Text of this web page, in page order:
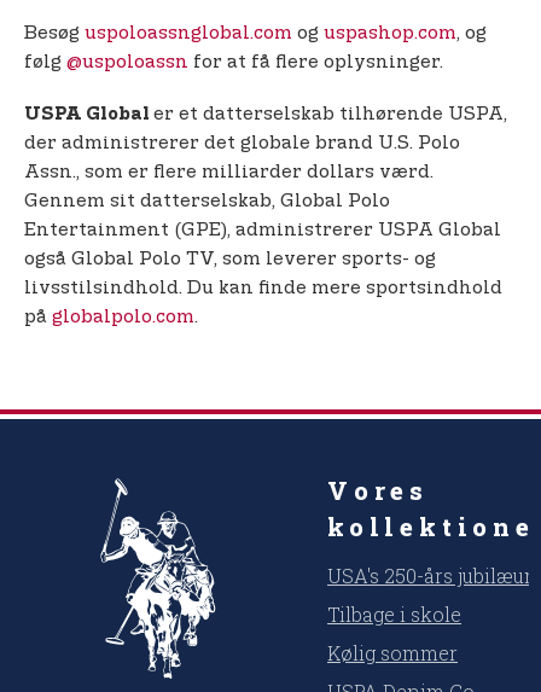
Besøg uspoloassnglobal.com og uspashop.com, og
følg @uspoloassn for at få flere oplysninger.
USPA Global er et datterselskab tilhørende USPA,
der administrerer det globale brand U.S. Polo
Assn., som er flere milliarder dollars værd.
Gennem sit datterselskab, Global Polo
Entertainment (GPE), administrerer USPA Global
også Global Polo TV, som leverer sports- og
livsstilsindhold. Du kan finde mere sportsindhold
på globalpolo.com.
Vores
USA's 250-års jubilæum
Tilbage i skole
Kølig sommer